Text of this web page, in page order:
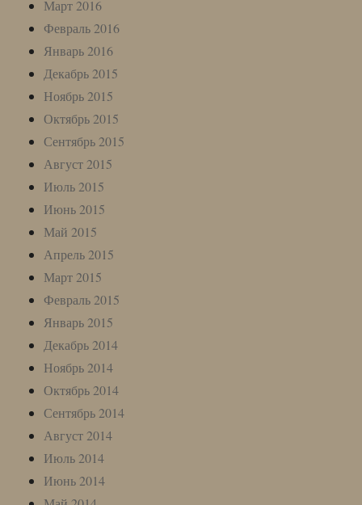
Март 2016
Февраль 2016
Январь 2016
Декабрь 2015
Ноябрь 2015
Октябрь 2015
Сентябрь 2015
Август 2015
Июль 2015
Июнь 2015
Май 2015
Апрель 2015
Март 2015
Февраль 2015
Январь 2015
Декабрь 2014
Ноябрь 2014
Октябрь 2014
Сентябрь 2014
Август 2014
Июль 2014
Июнь 2014